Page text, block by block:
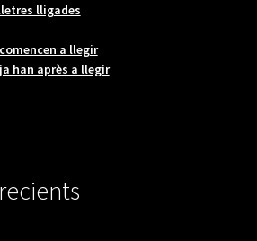
lligades
a llegir
han après a llegir